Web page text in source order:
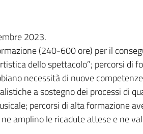
2023.
(240-600 ore) per il
dello spettacolo”; percorsi di
necessità di nuove
a sostegno dei processi di
percorsi di alta formazione
amplino le ricadute attese e ne